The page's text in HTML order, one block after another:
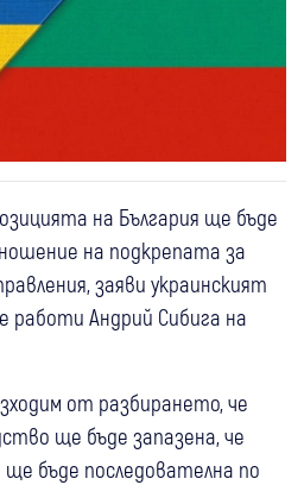
на България ще бъде
на подкрепата за
заяви украинският
Андрий Сибига на
от разбирането, че
ще бъде запазена, че
бъде последователна по